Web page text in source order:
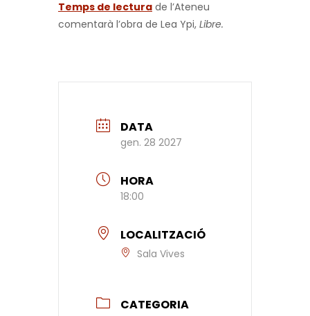
Temps de lectura de l’Ateneu
comentarà l’obra de Lea Ypi, Libre.
DATA
gen. 28 2027
HORA
18:00
LOCALITZACIÓ
Sala Vives
CATEGORIA